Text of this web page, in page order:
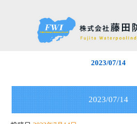
2023/07/14
2023/07/14